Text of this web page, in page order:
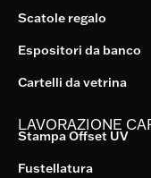
Scatole regalo
Espositori da banco
Cartelli da vetrina
LAVORAZIONE
Stampa Offset UV
Fustellatura